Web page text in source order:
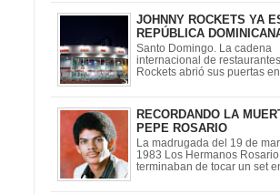
JOHNNY ROCKETS YA
REPÚBLICA
Santo Domingo. La cadena
internacional de
Rockets abrió sus puertas en
RECORDANDO LA
PEPE ROSARIO
La madrugada del 19 de
1983 Los Hermanos Rosario
terminaban de tocar un set en